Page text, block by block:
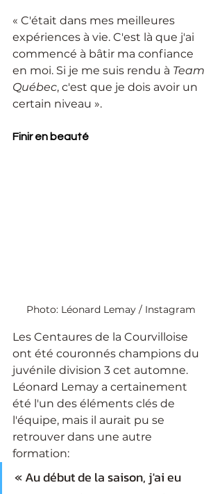
« C'était dans mes meilleures
expériences à vie. C'est là que j'ai
commencé à bâtir ma confiance
en moi. Si je me suis rendu à Team
Québec, c'est que je dois avoir un
certain niveau ».
Finir en beauté
Photo: Léonard Lemay / Instagram
Les Centaures de la Courvilloise
ont été couronnés champions du
juvénile division 3 cet automne.
Léonard Lemay a certainement
été l'un des éléments clés de
l'équipe, mais il aurait pu se
retrouver dans une autre
formation:
« Au début de la saison, j'ai eu